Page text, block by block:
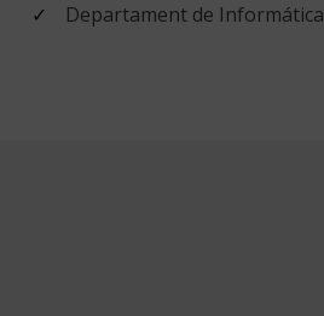
Departament de Informática